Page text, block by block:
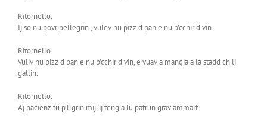
Ritornello.
Ij so nu povr pellegrin , vulev nu pizz d pan e nu b’cchir d vin.
Ritornello
Vuliv nu pizz d pan e nu b’cchir d vin, e vuav a mangia a la stadd ch li
gallin.
Ritornello.
Aj pacienz tu p’llgrin mij, ij teng a lu patrun grav ammalt.